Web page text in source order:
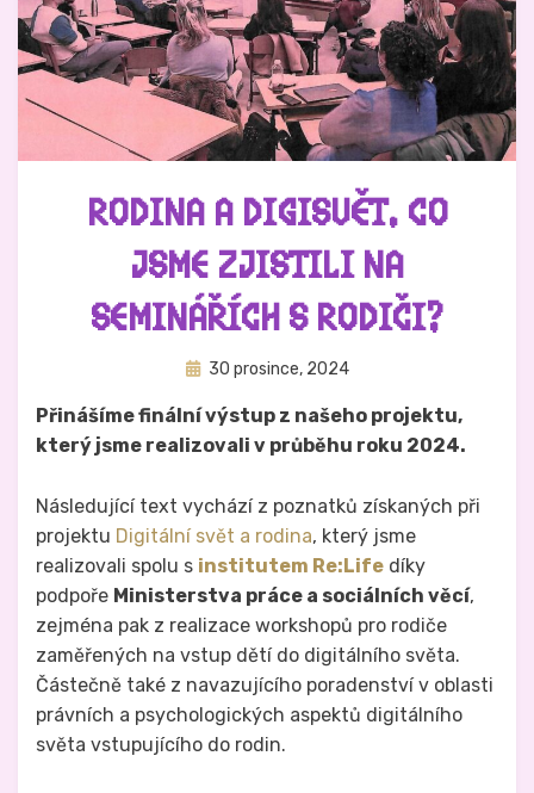
RODINA A DIGISVĚT. CO
JSME ZJISTILI NA
SEMINÁŘÍCH S RODIČI?
AutorHynek Trojánek
Zveřejněno
30 prosince, 2024
Přinášíme finální výstup z našeho projektu,
který jsme realizovali v průběhu roku 2024.
Následující text vychází z poznatků získaných při
projektu Digitální svět a rodina, který jsme
realizovali spolu s institutem Re:Life díky
podpoře Ministerstva práce a sociálních věcí,
zejména pak z realizace workshopů pro rodiče
zaměřených na vstup dětí do digitálního světa.
Částečně také z navazujícího poradenství v oblasti
právních a psychologických aspektů digitálního
světa vstupujícího do rodin.